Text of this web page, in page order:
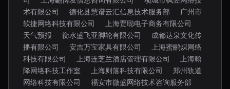
术有限公司
德化县慧谱云汇信息技术服务部
广州市
软捷网络科技有限公司
上海贾聪电子商务有限公司
天气预报
衡水盛飞亚脚轮有限公司
成都达泉文化传
播有限公司
安吉万宝家具有限公司
上海蜜鹂炽网络
科技有限公司
上海连芝兰酒店管理有限公司
上海翰
降网络科技工作室
上海则落科技有限公司
郑州轨道
网络科技有限公司
福安市微盛网络技术咨询服务部